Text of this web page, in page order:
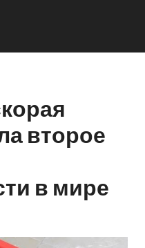
второе
в мире